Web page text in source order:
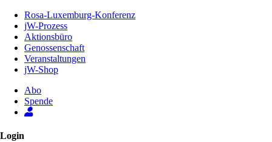
Inhalt
Seite
Rosa-Luxemburg-Konferenz
jW-Prozess
Aktionsbüro
Genossenschaft
Veranstaltungen
jW-Shop
Abo
Spende
Login